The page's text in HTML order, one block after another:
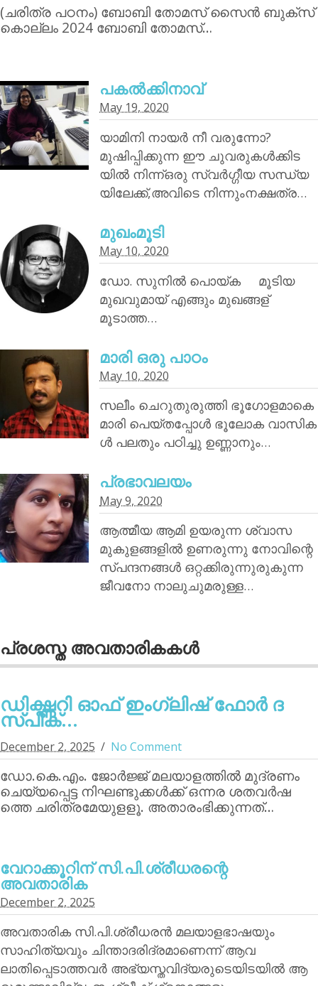
(ചരിത്ര പഠനം) ബോബി തോമസ് സൈന്‍ ബുക്‌സ്
കൊല്ലം 2024 ബോബി തോമസ്…
പകൽക്കിനാവ്‌
May 19, 2020
യാമിനി നായര്‍ നീ വരുന്നോ?
മുഷിപ്പിക്കുന്ന ഈ ചുവരുകൾക്കിട
യിൽ നിന്ന്ഒരു സ്വർഗ്ഗീയ സന്ധ്യ
യിലേക്ക്,അവിടെ നിന്നുംനക്ഷത്ര…
മുഖംമൂടി
May 10, 2020
ഡോ. സുനിൽ പൊയ്‌ക മൂടിയ
മുഖവുമായ് എങ്ങും മുഖങ്ങള്
മൂടാത്ത…
മാരി ഒരു പാഠം
May 10, 2020
സലീം ചെറുതുരുത്തി ഭൂഗോളമാകെ
മാരി പെയ്തപ്പോൾ ഭൂലോക വാസിക
ൾ പലതും പഠിച്ചു ഉണ്ണാനും…
പ്രഭാവലയം
May 9, 2020
ആത്മീയ ആമി ഉയരുന്ന ശ്വാസ
മുകുളങ്ങളിൽ ഉണരുന്നു നോവിന്റെ
സ്പന്ദനങ്ങൾ ഒറ്റക്കിരുന്നുരുകുന്ന
ജീവനോ നാലുചുമരുള്ള…
പ്രശസ്ത അവതാരികകള്‍
ഡിക്ഷ്ണറി ഓഫ് ഇംഗ്ലിഷ് ഫോര്‍ ദ
സ്പീക്...
December 2, 2025 No Comment
ഡോ.കെ.എം. ജോര്‍ജ്ജ് മലയാളത്തില്‍ മുദ്രണം
ചെയ്യപ്പെട്ട നിഘണ്ടുക്കള്‍ക്ക് ഒന്നര ശതവര്‍ഷ
ത്തെ ചരിത്രമേയുളളൂ. അതാരംഭിക്കുന്നത്…
വേറാക്കൂറിന്‌ സി.പി.ശ്രീധരന്റെ
അവതാരിക
December 2, 2025
അവതാരിക സി.പി.ശ്രീധരന്‍ മലയാളഭാഷയും
സാഹിത്യവും ചിന്താദരിദ്രമാണെന്ന് ആവ
ലാതിപ്പെടാത്തവര്‍ അഭ്യസ്തവിദ്യരുടെയിടയില്‍ ആ